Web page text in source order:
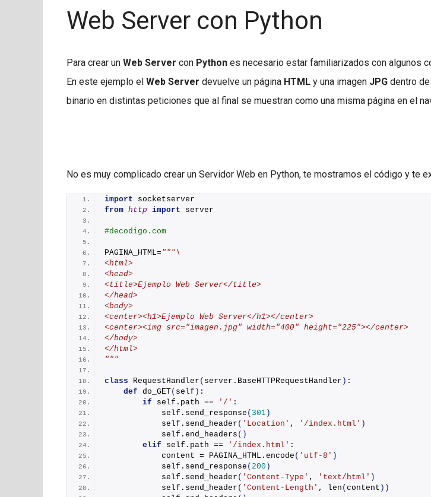
Web Server con Python
Para crear un Web Server con Python es necesario estar familiarizados con algunos
En este ejemplo el Web Server devuelve un página HTML y una imagen JPG dentro
binario en distintas peticiones que al final se muestran como una misma página en el
No es muy complicado crear un Servidor Web en Python, te mostramos el código y te
import socketserver
from http import server
#decodigo.com
PAGINA_HTML= """\
<html>
<head>
<title>Ejemplo Web Server</title>
</head>
<body>
<center><h1>Ejemplo Web Server</h1></center>
<center><img src="imagen.jpg" width="400" height="225"></center>
</body>
</html>
"""
class RequestHandler ( server.BaseHTTPRequestHandler ) :
def do_GET( self ) :
if self.path == '/' :
            self.
send_response ( 301 )
            self.
send_header ( 'Location' , '/index.html' )
            self.
end_headers ()
elif self.path == '/index.html' :
            content = PAGINA_HTML.
encode ( 'utf-8' )
            self.
send_response ( 200 )
            self.
send_header ( 'Content-Type' , 'text/html' )
            self.
send_header ( 'Content-Length' , len ( content ))